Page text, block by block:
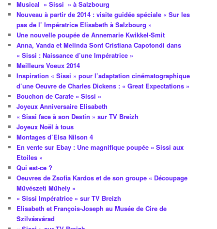
Musical » Sissi » à Salzbourg
Nouveau à partir de 2014 : visite guidée spéciale « Sur les
pas de l’ Impératrice Elisabeth à Salzbourg »
Une nouvelle poupée de Annemarie Kwikkel-Smit
Anna, Vanda et Melinda Sont Cristiana Capotondi dans
« Sissi : Naissance d’une Impératrice »
Meilleurs Voeux 2014
Inspiration « Sissi » pour l’adaptation cinématographique
d’une Oeuvre de Charles Dickens : « Great Expectations »
Bouchon de Carafe « Sissi »
Joyeux Anniversaire Elisabeth
« Sissi face à son Destin » sur TV Breizh
Joyeux Noël à tous
Montages d’Elsa Nilson 4
En vente sur Ebay : Une magnifique poupée « Sissi aux
Etoiles »
Qui est-ce ?
Oeuvres de Zsofia Kardos et de son groupe « Découpage
Művészeti Műhely »
« Sissi Impératrice » sur TV Breizh
Elisabeth et François-Joseph au Musée de Cire de
Szilvásvárad